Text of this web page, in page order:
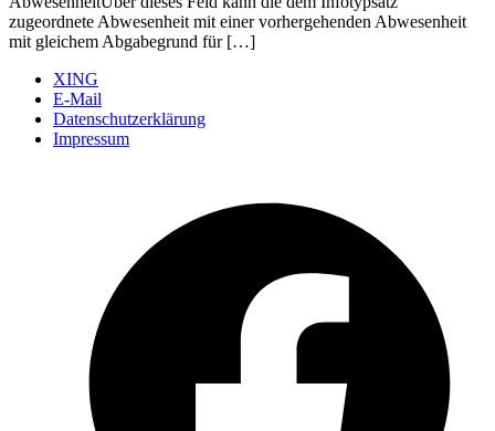
zugeordnete Abwesenheit mit einer vorhergehenden Abwesenheit
mit gleichem Abgabegrund für […]
XING
E-Mail
Datenschutzerklärung
Impressum